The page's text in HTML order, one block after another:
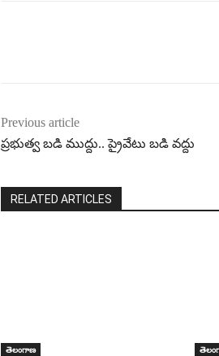
Previous article
ప్రభుత్వ బడి ముద్దు.. ప్రైవేటు బడి వద్దు
RELATED ARTICLES
తెలంగాణ